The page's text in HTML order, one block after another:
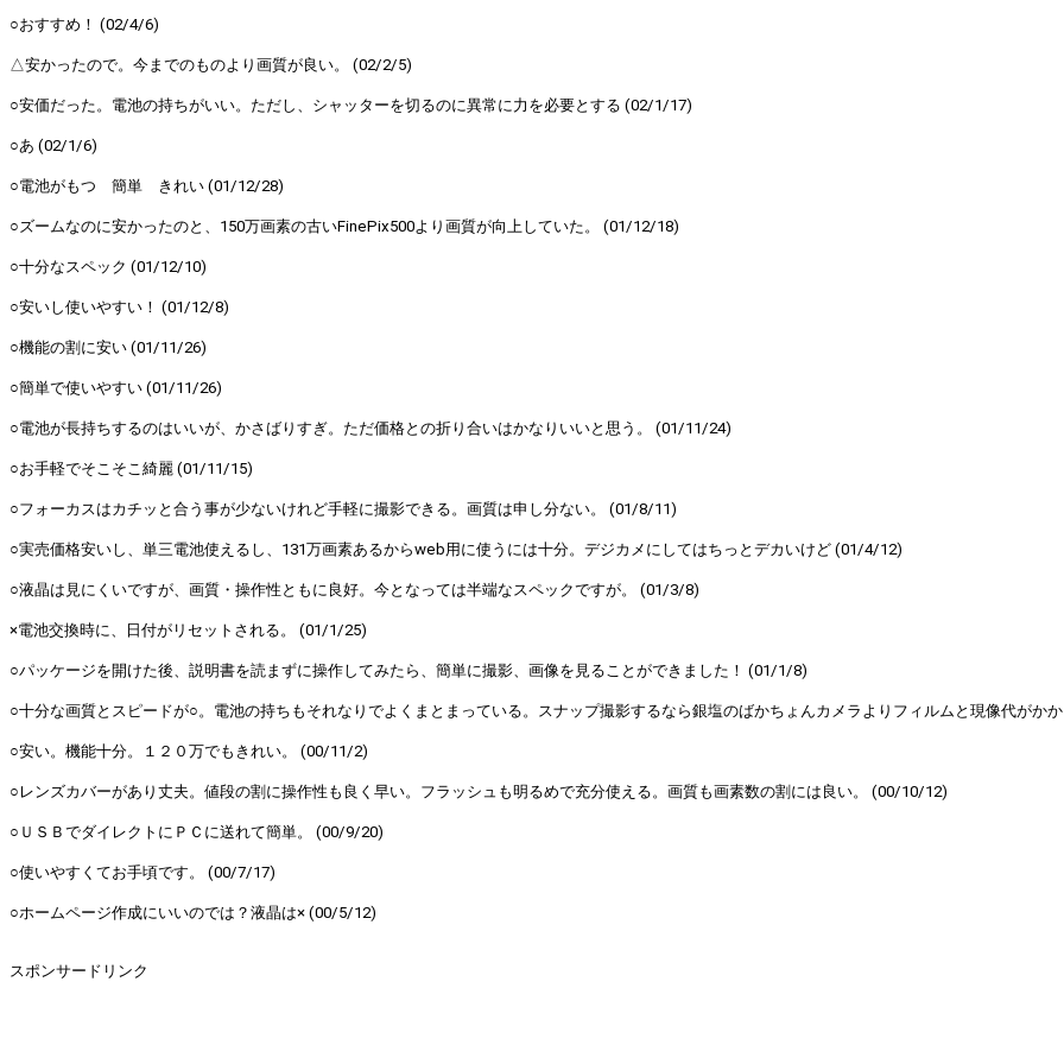
○おすすめ！ (02/4/6)
△安かったので。今までのものより画質が良い。 (02/2/5)
○安価だった。電池の持ちがいい。ただし、シャッターを切るのに異常に力を必要とする (02/1/17)
○あ (02/1/6)
○電池がもつ 簡単 きれい (01/12/28)
○ズームなのに安かったのと、150万画素の古いFinePix500より画質が向上していた。 (01/12/18)
○十分なスペック (01/12/10)
○安いし使いやすい！ (01/12/8)
○機能の割に安い (01/11/26)
○簡単で使いやすい (01/11/26)
○電池が長持ちするのはいいが、かさばりすぎ。ただ価格との折り合いはかなりいいと思う。 (01/11/24)
○お手軽でそこそこ綺麗 (01/11/15)
○フォーカスはカチッと合う事が少ないけれど手軽に撮影できる。画質は申し分ない。 (01/8/11)
○実売価格安いし、単三電池使えるし、131万画素あるからweb用に使うには十分。デジカメにしてはちっとデカいけど (01/4/12)
○液晶は見にくいですが、画質・操作性ともに良好。今となっては半端なスペックですが。 (01/3/8)
×電池交換時に、日付がリセットされる。 (01/1/25)
○パッケージを開けた後、説明書を読まずに操作してみたら、簡単に撮影、画像を見ることができました！ (01/1/8)
○十分な画質とスピードが○。電池の持ちもそれなりでよくまとまっている。スナップ撮影するなら銀塩のばかちょんカメラよりフィルムと現像代がか
○安い。機能十分。１２０万でもきれい。 (00/11/2)
○レンズカバーがあり丈夫。値段の割に操作性も良く早い。フラッシュも明るめで充分使える。画質も画素数の割には良い。 (00/10/12)
○ＵＳＢでダイレクトにＰＣに送れて簡単。 (00/9/20)
○使いやすくてお手頃です。 (00/7/17)
○ホームページ作成にいいのでは？液晶は× (00/5/12)
スポンサードリンク